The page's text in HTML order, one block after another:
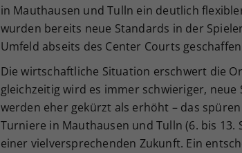
in Mauthausen und Tulln ein deutlich
wurden bereits neue Standards in der
Umfeld abseits des Center Courts
Die wirtschaftliche Situation erschwert die
gleichzeitig wird es immer schwieriger,
werden eher gekürzt als erhöht – das
Turniere in Mauthausen und Tulln (6. bis
einer vielversprechenden Zukunft. Ein